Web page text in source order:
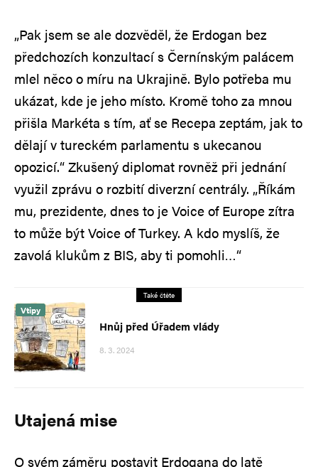
„Pak jsem se ale dozvěděl, že Erdogan bez
předchozích konzultací s Černínským palácem
mlel něco o míru na Ukrajině. Bylo potřeba mu
ukázat, kde je jeho místo. Kromě toho za mnou
přišla Markéta s tím, ať se Recepa zeptám, jak to
dělají v tureckém parlamentu s ukecanou
opozicí.“ Zkušený diplomat rovněž při jednání
využil zprávu o rozbití diverzní centrály. „Říkám
mu, prezidente, dnes to je Voice of Europe zítra
to může být Voice of Turkey. A kdo myslíš, že
zavolá klukům z BIS, aby ti pomohli…“
Také čtěte
Vtipy
Hnůj před Úřadem vlády
8. 3. 2024
Utajená mise
O svém záměru postavit Erdogana do latě